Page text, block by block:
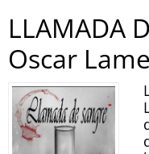
LLAMADA
Oscar